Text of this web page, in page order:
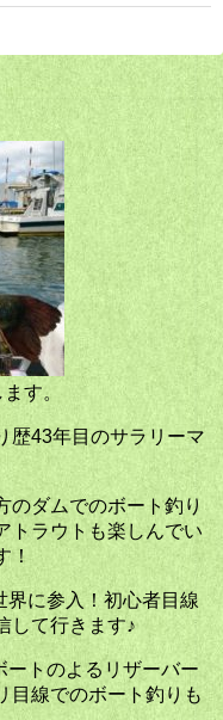
す。
歴43年目のサラリーマ
のダムでのボート釣り
トラウトも楽しんでい
！
に参入！初心者目線
して行きます♪
ートのよるリザーバー
目線でのボート釣りも